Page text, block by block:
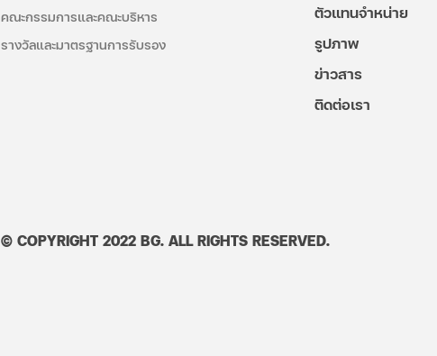
คณะกรรมการและคณะบริหาร
รางวัลและมาตรฐานการรับรอง
ตัวแทนจำหน่าย
รูปภาพ
ข่าวสาร
ติดต่อเรา
© COPYRIGHT 2022 BG. ALL RIGHTS RESERVED.